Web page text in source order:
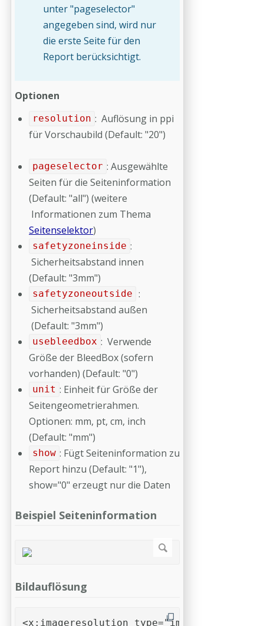
unter "pageselector"
angegeben sind, wird nur
die erste Seite für den
Report berücksichtigt.
Optionen
resolution : Auflösung in ppi
für Vorschaubild (Default: "20")
pageselector : Ausgewählte
Seiten für die Seiteninformation
(Default: "all") (weitere
Informationen zum Thema
Seitenselektor)
safetyzoneinside :
Sicherheitsabstand innen
(Default: "3mm")
safetyzoneoutside :
Sicherheitsabstand außen
(Default: "3mm")
usebleedbox : Verwende
Größe der BleedBox (sofern
vorhanden) (Default: "0")
unit : Einheit für Größe der
Seitengeometrierahmen.
Optionen: mm, pt, cm, inch
(Default: "mm")
show : Fügt Seiteninformation zu
Report hinzu (Default: "1"),
show="0" erzeugt nur die Daten
Beispiel Seiteninformation
Bildauflösung
<x:imageresolution type="img"